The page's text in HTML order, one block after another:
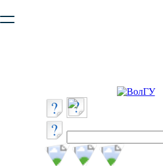
безопасную работу с сайтом.